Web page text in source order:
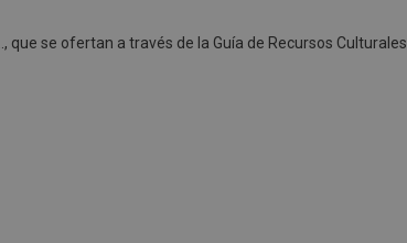
que se ofertan a través de la Guía de Recursos Culturales